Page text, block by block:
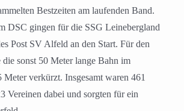
Bestzeiten am laufenden Band.
DSC gingen für die SSG Leinebergland
Post SV Alfeld an den Start. Für den
sonst 50 Meter lange Bahn im
Meter verkürzt. Insgesamt waren 461
Vereinen dabei und sorgten für ein